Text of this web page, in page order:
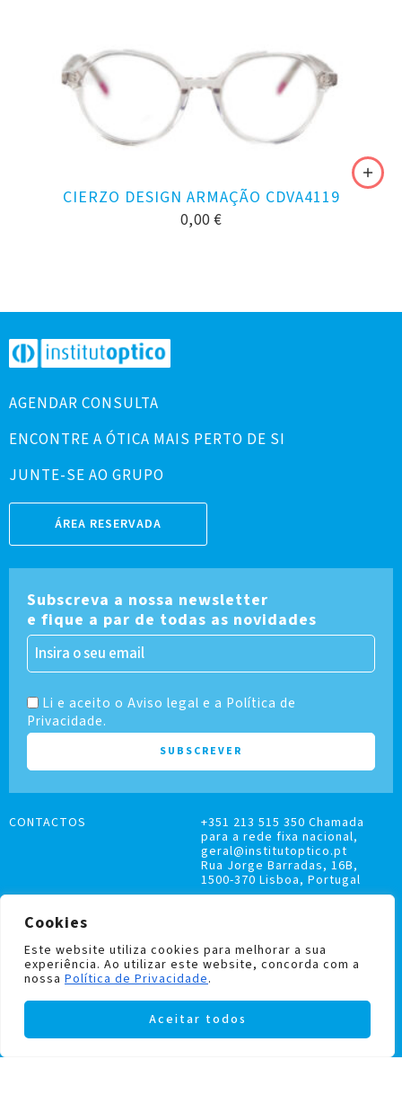
Cookies
Este website utiliza cookies para melhorar a sua
experiência. Ao utilizar este website, concorda com a
nossa Política de Privacidade.
Aceitar todos
CIERZO DESIGN ARMAÇÃO CDVA4119
0,00 €
AGENDAR CONSULTA
ENCONTRE A ÓTICA MAIS PERTO DE SI
JUNTE-SE AO GRUPO
ÁREA RESERVADA
Subscreva a nossa newsletter
e fique a par de todas as novidades
Li e aceito o Aviso legal e a Política de
Privacidade.
LIVRO DE RECLAMAÇÕES
POLÍTICA DE PRIVACIDADE E COOKIES
CONTACTOS
+351 213 515 350 Chamada
para a rede fixa nacional,
geral@institutoptico.pt
Rua Jorge Barradas, 16B,
1500-370 Lisboa, Portugal